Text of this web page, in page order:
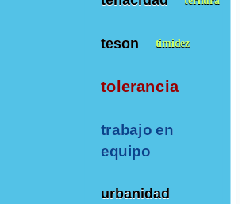
teson timidez
tolerancia
trabajo en
equipo
urbanidad